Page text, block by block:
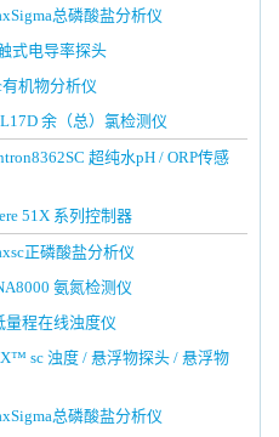
总磷酸盐分析仪
式电导率探头
有机物分析仪
余（总）氯检测仪
超纯水pH / ORP传感
51X 系列控制器
正磷酸盐分析仪
氨氮检测仪
量程在线浊度仪
sc 浊度 / 悬浮物探头 / 悬浮物
总磷酸盐分析仪